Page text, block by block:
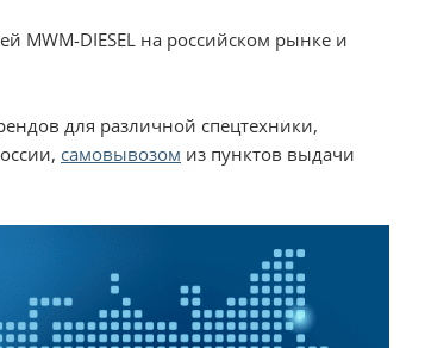
MWM-DIESEL на российском рынке и
для различной спецтехники,
самовывозом из пунктов выдачи